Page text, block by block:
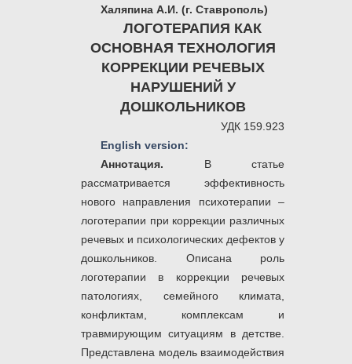
Халяпина А.И. (г. Ставрополь)
ЛОГОТЕРАПИЯ КАК
ОСНОВНАЯ ТЕХНОЛОГИЯ
КОРРЕКЦИИ РЕЧЕВЫХ
НАРУШЕНИЙ У
ДОШКОЛЬНИКОВ
УДК 159.923
English version:
Аннотация. В статье
рассматривается эффективность
нового направления психотерапии –
логотерапии при коррекции различных
речевых и психологических дефектов у
дошкольников. Описана роль
логотерапии в коррекции речевых
патологиях, семейного климата,
конфликтам, комплексам и
травмирующим ситуациям в детстве.
Представлена модель взаимодействия